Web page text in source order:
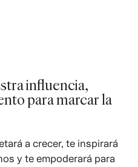
influencia,
para marcar la
a crecer, te inspirará
y te empoderará para